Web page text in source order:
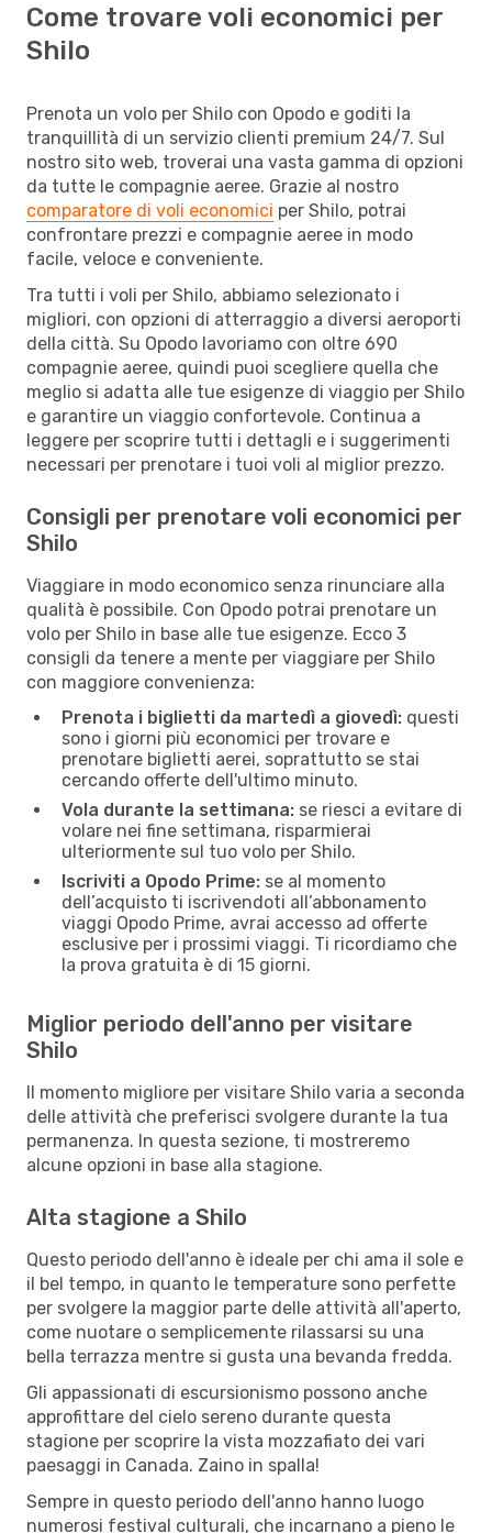
Come trovare voli economici per
Shilo
Prenota un volo per Shilo con Opodo e goditi la
tranquillità di un servizio clienti premium 24/7. Sul
nostro sito web, troverai una vasta gamma di opzioni
da tutte le compagnie aeree. Grazie al nostro
comparatore di voli economici per Shilo, potrai
confrontare prezzi e compagnie aeree in modo
facile, veloce e conveniente.
Tra tutti i voli per Shilo, abbiamo selezionato i
migliori, con opzioni di atterraggio a diversi aeroporti
della città. Su Opodo lavoriamo con oltre 690
compagnie aeree, quindi puoi scegliere quella che
meglio si adatta alle tue esigenze di viaggio per Shilo
e garantire un viaggio confortevole. Continua a
leggere per scoprire tutti i dettagli e i suggerimenti
necessari per prenotare i tuoi voli al miglior prezzo.
Consigli per prenotare voli economici per
Shilo
Viaggiare in modo economico senza rinunciare alla
qualità è possibile. Con Opodo potrai prenotare un
volo per Shilo in base alle tue esigenze. Ecco 3
consigli da tenere a mente per viaggiare per Shilo
con maggiore convenienza:
Prenota i biglietti da martedì a giovedì: questi
sono i giorni più economici per trovare e
prenotare biglietti aerei, soprattutto se stai
cercando offerte dell'ultimo minuto.
Vola durante la settimana: se riesci a evitare di
volare nei fine settimana, risparmierai
ulteriormente sul tuo volo per Shilo.
Iscriviti a Opodo Prime: se al momento
dell’acquisto ti iscrivendoti all’abbonamento
viaggi Opodo Prime, avrai accesso ad offerte
esclusive per i prossimi viaggi. Ti ricordiamo che
la prova gratuita è di 15 giorni.
Miglior periodo dell'anno per visitare
Shilo
Il momento migliore per visitare Shilo varia a seconda
delle attività che preferisci svolgere durante la tua
permanenza. In questa sezione, ti mostreremo
alcune opzioni in base alla stagione.
Alta stagione a Shilo
Questo periodo dell'anno è ideale per chi ama il sole e
il bel tempo, in quanto le temperature sono perfette
per svolgere la maggior parte delle attività all'aperto,
come nuotare o semplicemente rilassarsi su una
bella terrazza mentre si gusta una bevanda fredda.
Gli appassionati di escursionismo possono anche
approfittare del cielo sereno durante questa
stagione per scoprire la vista mozzafiato dei vari
paesaggi in Canada. Zaino in spalla!
Sempre in questo periodo dell'anno hanno luogo
numerosi festival culturali, che incarnano a pieno le